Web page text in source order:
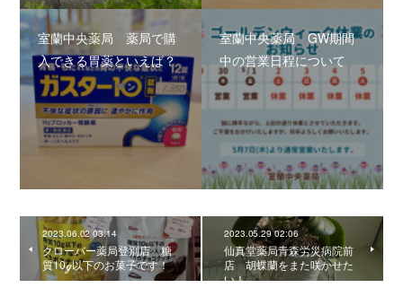
室蘭中央薬局 薬局で購
入できる胃薬といえば？
室蘭中央薬局 GW期間
中の営業日程について
2023.06.02 03:14
クローバー薬局登別店 糖
質10ℊ以下のお菓子です！
2023.05.29 02:06
仙真堂薬局青森労災病院前
店 胡蝶蘭をまた咲かせた
い！